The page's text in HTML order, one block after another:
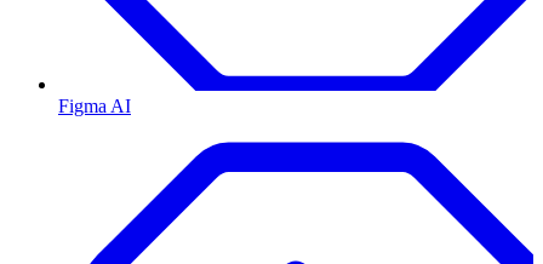
Figma AI